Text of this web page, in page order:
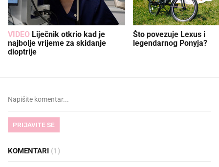
VIDEO
najbolje vrijeme za skidanje
dioptrije
Što povezuje Lexus i
legendarnog Ponyja?
PRIJAVITE SE
KOMENTARI (1)